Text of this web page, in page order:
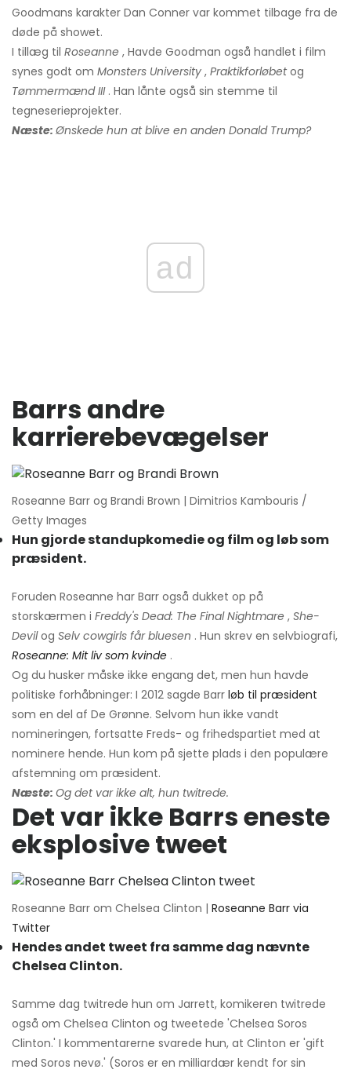
Goodmans karakter Dan Conner var kommet tilbage fra de
døde på showet.
I tillæg til Roseanne , Havde Goodman også handlet i film
synes godt om Monsters University , Praktikforløbetog
Tømmermænd III. Han lånte også sin stemme til
tegneserieprojekter.
Næste: Ønskede hun at blive en anden Donald Trump?
ad
Barrs andre
karrierebevægelser
Roseanne Barr og Brandi Brown | Dimitrios Kambouris /
Getty Images
Hun gjorde standupkomedie og film og løb som
præsident.
Foruden Roseanne har Barr også dukket op på
storskærmen i Freddy's Dead: The Final Nightmare , She-
Devilog Selv cowgirls får bluesen . Hun skrev en selvbiografi,
Roseanne: Mit liv som kvinde .
Og du husker måske ikke engang det, men hun havde
politiske forhåbninger: I 2012 sagde Barr løb til præsident
som en del af De Grønne. Selvom hun ikke vandt
nomineringen, fortsatte Freds- og frihedspartiet med at
nominere hende. Hun kom på sjette plads i den populære
afstemning om præsident.
Næste: Og det var ikke alt, hun twitrede.
Det var ikke Barrs eneste
eksplosive tweet
Roseanne Barr om Chelsea Clinton | Roseanne Barr via
Twitter
Hendes andet tweet fra samme dag nævnte
Chelsea Clinton.
Samme dag twitrede hun om Jarrett, komikeren twitrede
også om Chelsea Clinton og tweetede 'Chelsea Soros
Clinton.' I kommentarerne svarede hun, at Clinton er 'gift
med Soros nevø.' (Soros er en milliardær kendt for sin